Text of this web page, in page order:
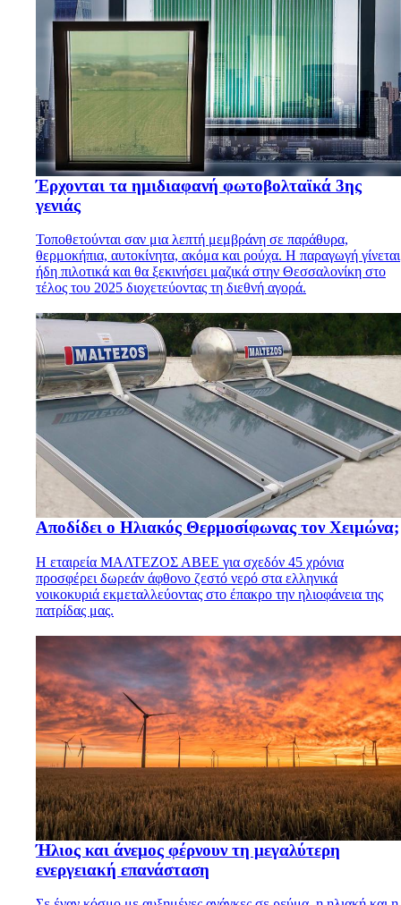
Έρχονται τα ημιδιαφανή φωτοβολταϊκά 3ης
γενιάς
Τοποθετούνται σαν μια λεπτή μεμβράνη σε παράθυρα,
θερμοκήπια, αυτοκίνητα, ακόμα και ρούχα. Η παραγωγή γίνεται
ήδη πιλοτικά και θα ξεκινήσει μαζικά στην Θεσσαλονίκη στο
τέλος του 2025 διοχετεύοντας τη διεθνή αγορά.
Αποδίδει ο Ηλιακός Θερμοσίφωνας τον Χειμώνα;
Η εταιρεία ΜΑΛΤΕΖΟΣ ΑΒΕΕ για σχεδόν 45 χρόνια
προσφέρει δωρεάν άφθονο ζεστό νερό στα ελληνικά
νοικοκυριά εκμεταλλεύοντας στο έπακρο την ηλιοφάνεια της
πατρίδας μας.
Ήλιος και άνεμος φέρνουν τη μεγαλύτερη
ενεργειακή επανάσταση